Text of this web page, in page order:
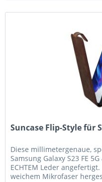
Suncase Flip-Style für
Diese millimetergenaue,
Samsung Galaxy S23 FE
ECHTEM Leder
weichem Mikrofaser